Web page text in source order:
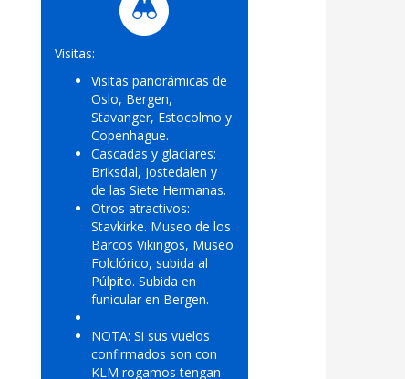
Visitas:
Visitas panorámicas de
Oslo, Bergen,
Stavanger, Estocolmo y
Copenhague.
Cascadas y glaciares:
Briksdal, Jostedalen y
de las Siete Hermanas.
Otros atractivos:
Stavkirke. Museo de los
Barcos Vikingos, Museo
Folclórico, subida al
Púlpito. Subida en
funicular en Bergen.
NOTA: Si sus vuelos
confirmados son con
KLM rogamos tengan